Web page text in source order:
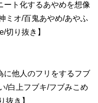
ート化するあやめを想像
ミオ/百鬼あやめ/あやふ
切り抜き】
に他人のフリをするフブ
/白上フブキ/フブみこめ
抜き】